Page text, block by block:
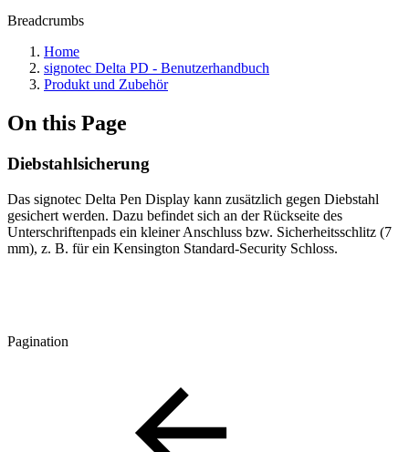
Breadcrumbs
Home
signotec Delta PD - Benutzerhandbuch
Produkt und Zubehör
On this Page
Diebstahlsicherung
Das signotec Delta Pen Display kann zusätzlich gegen Diebstahl
gesichert werden. Dazu befindet sich an der Rückseite des
Unterschriftenpads ein kleiner Anschluss bzw. Sicherheitsschlitz (7
mm), z. B. für ein Kensington Standard-Security Schloss.
Pagination